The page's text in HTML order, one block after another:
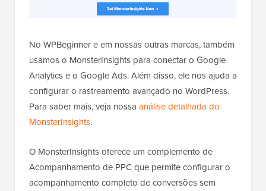
No WPBeginner e em nossas outras marcas, também
usamos o MonsterInsights para conectar o Google
Analytics e o Google Ads. Além disso, ele nos ajuda a
configurar o rastreamento avançado no WordPress.
Para saber mais, veja nossa análise detalhada do
MonsterInsights.
O MonsterInsights oferece um complemento de
Acompanhamento de PPC que permite configurar o
acompanhamento completo de conversões sem